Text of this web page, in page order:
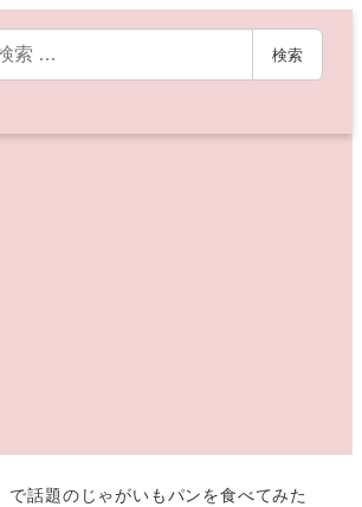
検索
話題のじゃがいもパンを食べてみた